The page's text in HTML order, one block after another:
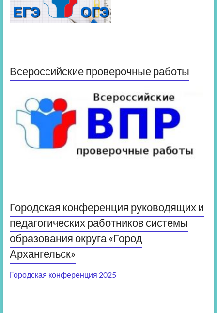
Всероссийские проверочные работы
Городская конференция руководящих и
педагогических работников системы
образования округа «Город
Архангельск»
Городская конференция 2025